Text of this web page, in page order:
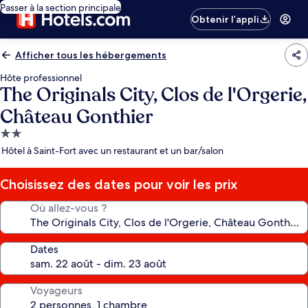
Passer à la section principale
Obtenir l’appli
Afficher tous les hébergements
Hôte professionnel
The Originals City, Clos de l'Orgerie,
Château Gonthier
Hébergement
2.0 étoiles
Hôtel à Saint-Fort avec un restaurant et un bar/salon
Choisissez des dates pour voir les prix
Où allez-vous ?
Dates
Voyageurs